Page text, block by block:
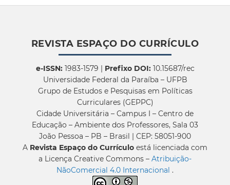
REVISTA ESPAÇO DO CURRÍCULO
e-ISSN:1983-1579 | Prefixo DOI:10.15687/rec
Universidade Federal da Paraíba – UFPB
Grupo de Estudos e Pesquisas em Políticas
Curriculares (GEPPC)
Cidade Universitária – Campus I – Centro de
Educação – Ambiente dos Professores, Sala 03
João Pessoa – PB – Brasil | CEP: 58051-900
A Revista Espaço do Currículo está licenciada com
a Licença Creative Commons – Atribuição-
NãoComercial 4.0 Internacional .